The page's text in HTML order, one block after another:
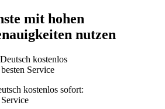
mit hohen
nutzen
kostenlos sofort: